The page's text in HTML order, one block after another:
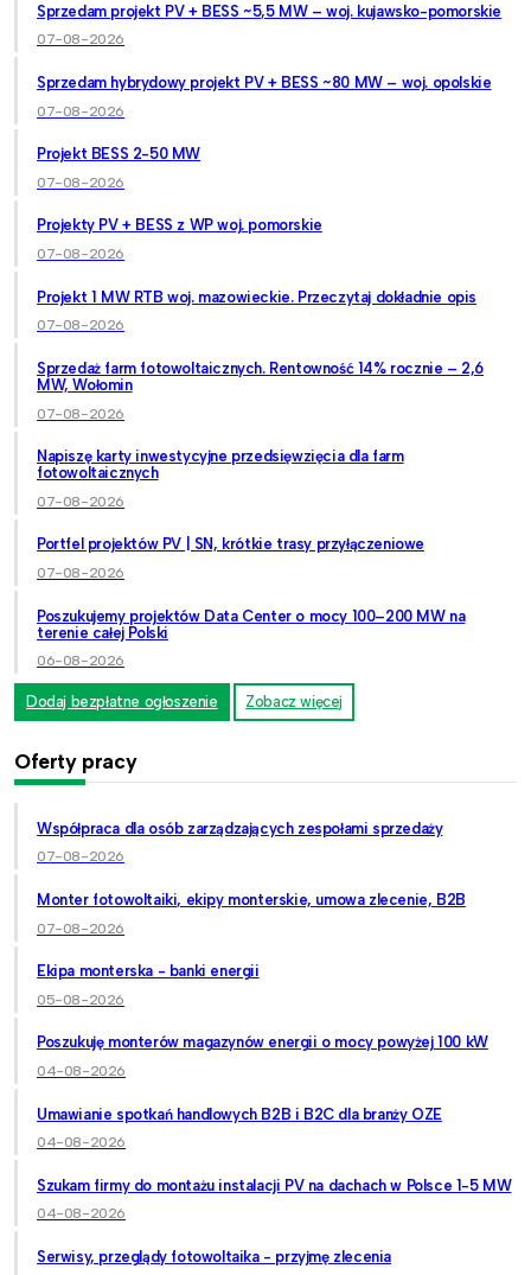
Sprzedam projekt PV + BESS ~5,5 MW – woj. kujawsko-pomorskie
07-08-2026
Sprzedam hybrydowy projekt PV + BESS ~80 MW – woj. opolskie
07-08-2026
Projekt BESS 2-50 MW
07-08-2026
Projekty PV + BESS z WP woj. pomorskie
07-08-2026
Projekt 1 MW RTB woj. mazowieckie. Przeczytaj dokładnie opis
07-08-2026
Sprzedaż farm fotowoltaicznych. Rentowność 14% rocznie – 2,6
MW, Wołomin
07-08-2026
Napiszę karty inwestycyjne przedsięwzięcia dla farm
fotowoltaicznych
07-08-2026
Portfel projektów PV | SN, krótkie trasy przyłączeniowe
07-08-2026
Poszukujemy projektów Data Center o mocy 100–200 MW na
terenie całej Polski
06-08-2026
Dodaj bezpłatne ogłoszenie Zobacz więcej
Oferty pracy
Współpraca dla osób zarządzających zespołami sprzedaży
07-08-2026
Monter fotowoltaiki, ekipy monterskie, umowa zlecenie, B2B
07-08-2026
Ekipa monterska - banki energii
05-08-2026
Poszukuję monterów magazynów energii o mocy powyżej 100 kW
04-08-2026
Umawianie spotkań handlowych B2B i B2C dla branży OZE
04-08-2026
Szukam firmy do montażu instalacji PV na dachach w Polsce 1-5 MW
04-08-2026
Serwisy, przeglądy fotowoltaika - przyjmę zlecenia